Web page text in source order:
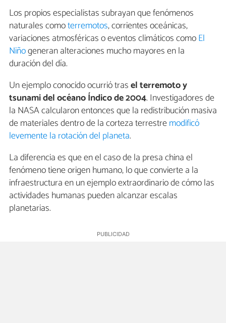
Los propios especialistas subrayan que fenómenos
naturales comoterremotos, corrientes oceánicas,
variaciones atmosféricas o eventos climáticos comoEl
Niñogeneran alteraciones mucho mayores en la
duración del día.
Un ejemplo conocido ocurrió trasel terremoto y
tsunami del océano Índico de 2004. Investigadores de
la NASA calcularon entonces que la redistribución masiva
de materiales dentro de la corteza terrestremodificó
levemente la rotación del planeta.
La diferencia es que en el caso de la presa china el
fenómeno tiene origen humano, lo que convierte a la
infraestructura en un ejemplo extraordinario de cómo las
actividades humanas pueden alcanzar escalas
planetarias.